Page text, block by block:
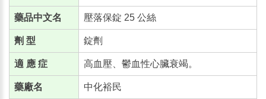
藥品中文名 壓落保錠 25 公絲
劑 型 錠劑
適 應 症 高血壓、鬱血性心臟衰竭。
藥廠名 中化裕民